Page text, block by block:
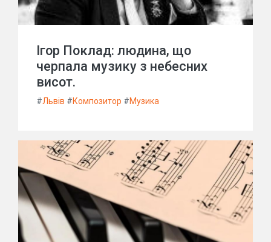
Ігор Поклад: людина, що
черпала музику з небесних
висот.
#Львів #Композитор #Музика